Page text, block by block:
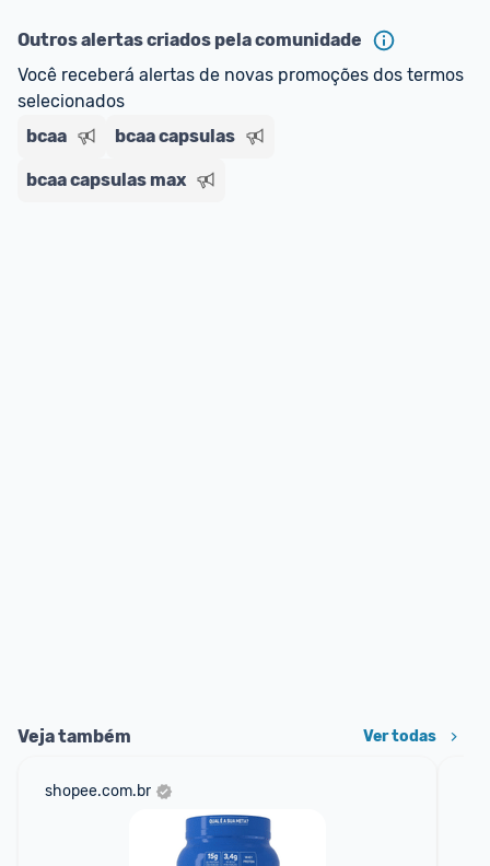
Outros alertas criados pela comunidade
Você receberá alertas de novas promoções dos termos
selecionados
bcaa
bcaa capsulas
bcaa capsulas max
Veja também Ver todas
shopee.com.br